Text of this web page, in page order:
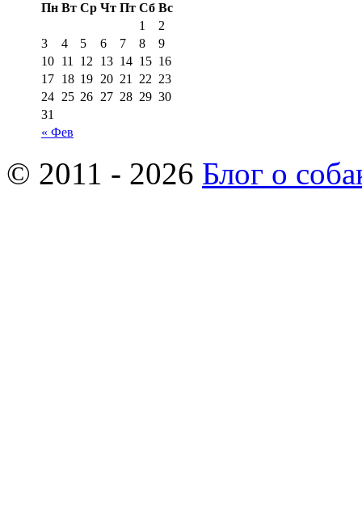
Пн Вт Ср Чт Пт Сб Вс
« Фев
1
2
3
4 5 6 7 8
9
10 11 12 13 14 15 16
17 18 19 20 21 22 23
24 25 26 27 28 29 30
31
© 2011 - 2026 Блог о